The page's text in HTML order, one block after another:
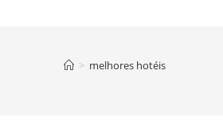
> melhores hotéis